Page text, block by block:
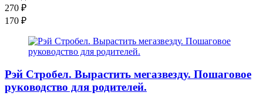
270 ₽
170 ₽
Рэй Стробел. Вырастить мегазвезду. Пошаговое
руководство для родителей.